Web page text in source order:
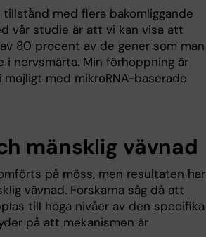
med flera bakomliggande
vår studie är att vi kan visa att
80 procent av de gener som man
nervsmärta. Min förhoppning är
med mikroRNA-baserade
mänsklig vävnad
på möss, men resultaten har
vävnad. Forskarna såg då att
till höga nivåer av den specifika
på att mekanismen är